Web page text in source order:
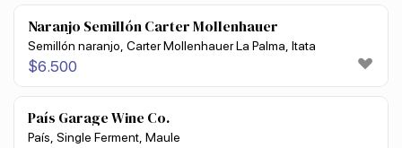
Naranjo Semillón Carter Mollenhauer
Semillón naranjo, Carter Mollenhauer La Palma, Itata
$6.500
País Garage Wine Co.
País, Single Ferment, Maule